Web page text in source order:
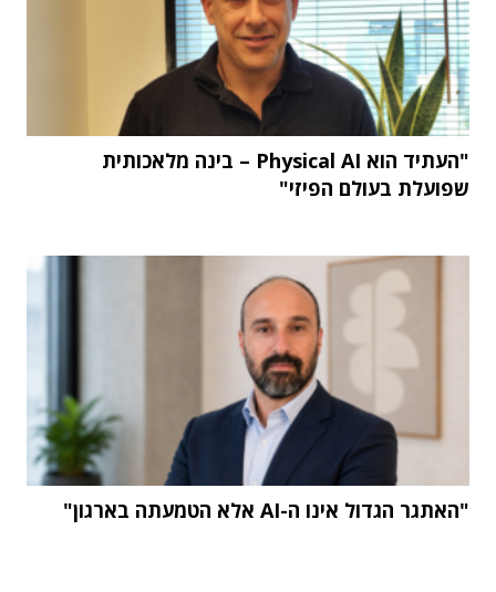
"העתיד הוא Physical AI – בינה מלאכותית
שפועלת בעולם הפיזי"
"האתגר הגדול אינו ה-AI אלא הטמעתה בארגון"